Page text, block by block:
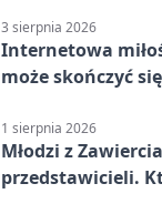
promila
3 sierpnia 2026
Internetowa
może skończyć
1 sierpnia 2026
Młodzi z
przedstawicieli.